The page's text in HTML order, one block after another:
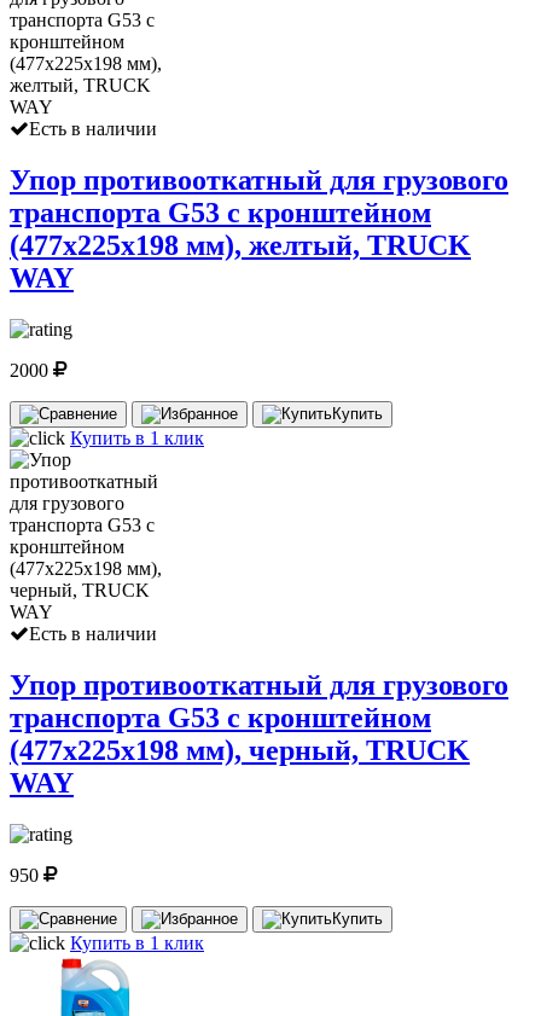
Есть в наличии
Упор противооткатный для грузового
транспорта G53 с кронштейном
(477х225х198 мм), желтый, TRUCK
WAY
2000
Купить
Купить в 1 клик
Есть в наличии
Упор противооткатный для грузового
транспорта G53 с кронштейном
(477х225х198 мм), черный, TRUCK
WAY
950
Купить
Купить в 1 клик